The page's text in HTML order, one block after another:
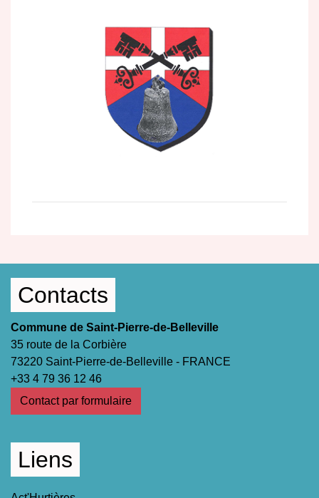
Contacts
Commune de Saint-Pierre-de-Belleville
35 route de la Corbière
73220 Saint-Pierre-de-Belleville - FRANCE
+33 4 79 36 12 46
Contact par formulaire
Liens